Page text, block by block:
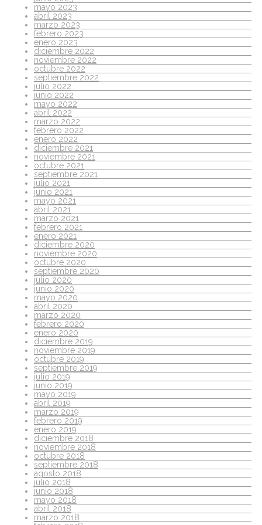
mayo 2023
abril 2023
marzo 2023
febrero 2023
enero 2023
diciembre 2022
noviembre 2022
octubre 2022
septiembre 2022
julio 2022
junio 2022
mayo 2022
abril 2022
marzo 2022
febrero 2022
enero 2022
diciembre 2021
noviembre 2021
octubre 2021
septiembre 2021
julio 2021
junio 2021
mayo 2021
abril 2021
marzo 2021
febrero 2021
enero 2021
diciembre 2020
noviembre 2020
octubre 2020
septiembre 2020
julio 2020
junio 2020
mayo 2020
abril 2020
marzo 2020
febrero 2020
enero 2020
diciembre 2019
noviembre 2019
octubre 2019
septiembre 2019
julio 2019
junio 2019
mayo 2019
abril 2019
marzo 2019
febrero 2019
enero 2019
diciembre 2018
noviembre 2018
octubre 2018
septiembre 2018
agosto 2018
julio 2018
junio 2018
mayo 2018
abril 2018
marzo 2018